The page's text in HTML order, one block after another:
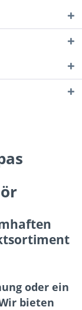
oder ein
bieten